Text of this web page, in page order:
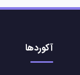
آکوردها